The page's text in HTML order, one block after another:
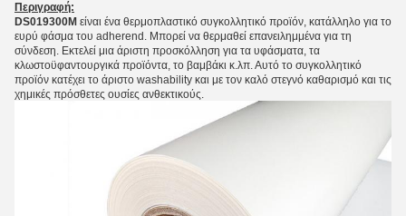
Περιγραφή:
DS019300M είναι ένα θερμοπλαστικό συγκολλητικό προϊόν, κατάλληλο για το
ευρύ φάσμα του adherend. Μπορεί να θερμαθεί επανειλημμένα για τη
σύνδεση. Εκτελεί μια άριστη προσκόλληση για τα υφάσματα, τα
κλωστοϋφαντουργικά προϊόντα, το βαμβάκι κ.λπ. Αυτό το συγκολλητικό
προϊόν κατέχει το άριστο washability και με τον καλό στεγνό καθαρισμό και τις
χημικές πρόσθετες ουσίες ανθεκτικούς.